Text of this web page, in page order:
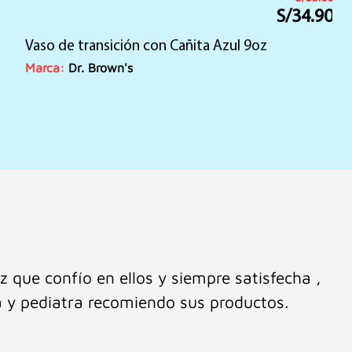
original
S/39.90
actual
Vaso Cheers 360 Rojo de 10oz
Marca:Dr. Brown's
y rápida. Buenos productos y buena
por ello los recomiendo!